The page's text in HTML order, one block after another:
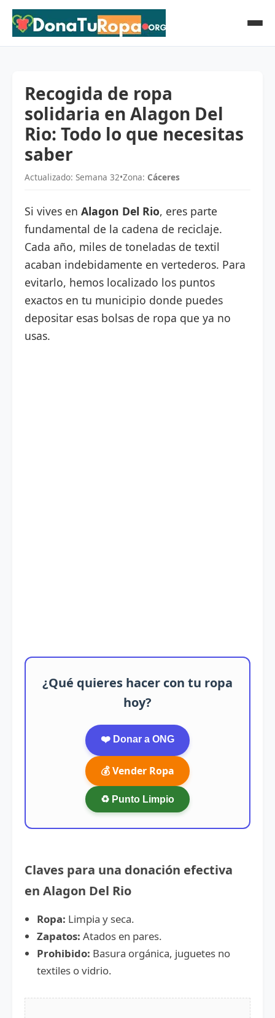
Recogida de ropa
solidaria en Alagon Del
Rio: Todo lo que necesitas
saber
Actualizado: Semana 32•Zona: Cáceres
Si vives en Alagon Del Rio, eres parte
fundamental de la cadena de reciclaje.
Cada año, miles de toneladas de textil
acaban indebidamente en vertederos. Para
evitarlo, hemos localizado los puntos
exactos en tu municipio donde puedes
depositar esas bolsas de ropa que ya no
usas.
¿Qué quieres hacer con tu ropa
hoy?
❤️ Donar a ONG
💰 Vender Ropa
♻️ Punto Limpio
Claves para una donación efectiva
en Alagon Del Rio
Ropa: Limpia y seca.
Zapatos: Atados en pares.
Prohibido: Basura orgánica, juguetes no
textiles o vidrio.